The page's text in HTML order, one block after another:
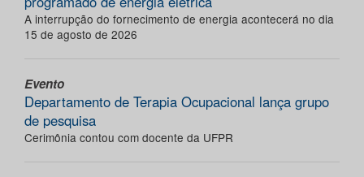
A interrupção do fornecimento de energia acontecerá no dia
15 de agosto de 2026
Evento
Departamento de Terapia Ocupacional lança grupo
de pesquisa
Cerimônia contou com docente da UFPR